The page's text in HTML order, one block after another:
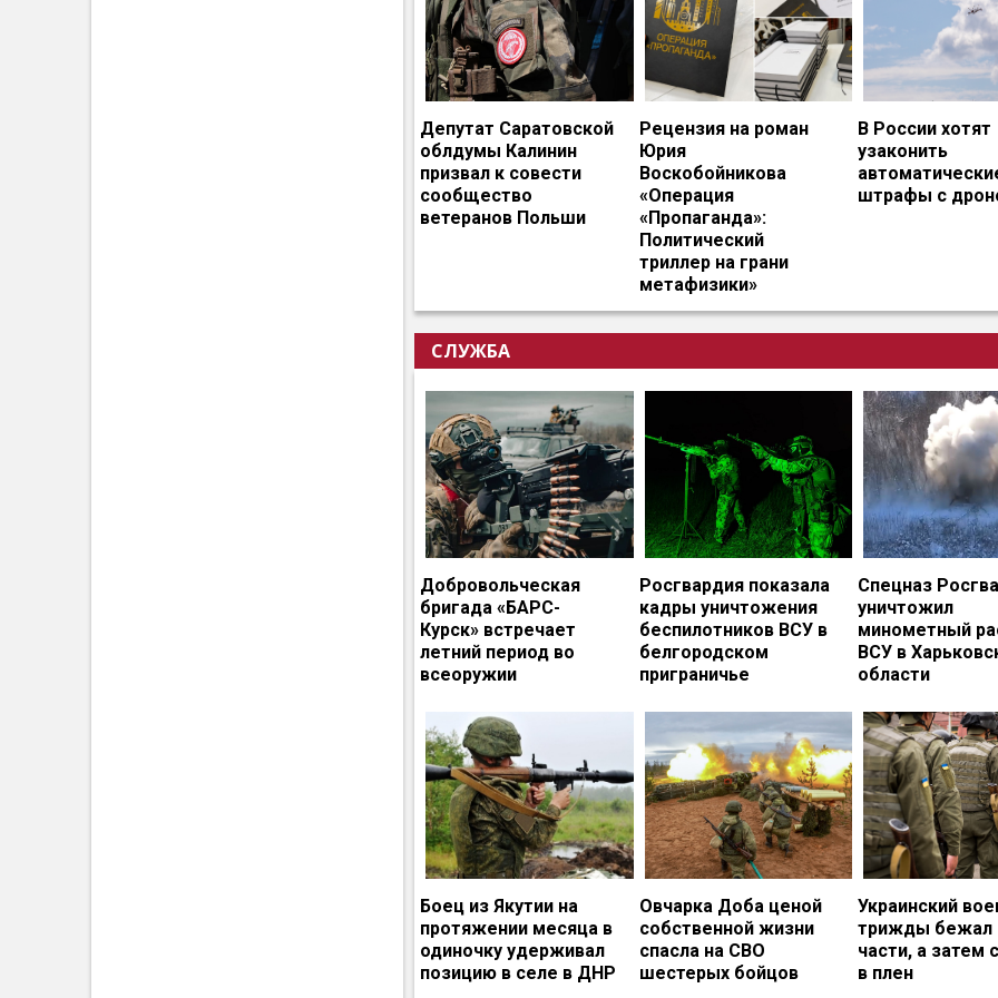
Депутат Саратовской
облдумы Калинин
призвал к совести
сообщество
ветеранов Польши
Рецензия на роман
Юрия
Воскобойникова
«Операция
«Пропаганда»:
Политический
триллер на грани
метафизики»
В России хотят
узаконить
штрафы с
СЛУЖБА
Добровольческая
бригада «БАРС-
Курск» встречает
летний период во
всеоружии
Росгвардия показала
кадры уничтожения
беспилотников ВСУ в
белгородском
приграничье
Спецназ
уничтожил
минометный
ВСУ в
области
Боец из Якутии на
протяжении месяца в
одиночку удерживал
позицию в селе в ДНР
Овчарка Доба ценой
собственной жизни
спасла на СВО
шестерых бойцов
Украинский
трижды бежал
части, а затем
в плен